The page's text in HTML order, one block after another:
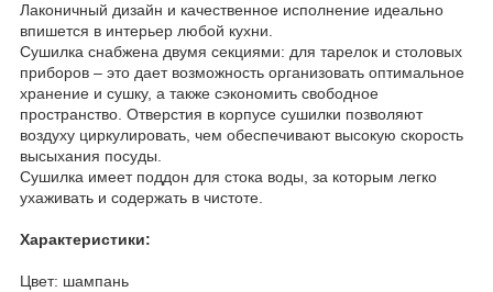
Лаконичный дизайн и качественное исполнение идеально
впишется в интерьер любой кухни.
Сушилка снабжена двумя секциями: для тарелок и столовых
приборов – это дает возможность организовать оптимальное
хранение и сушку, а также сэкономить свободное
пространство. Отверстия в корпусе сушилки позволяют
воздуху циркулировать, чем обеспечивают высокую скорость
высыхания посуды.
Сушилка имеет поддон для стока воды, за которым легко
ухаживать и содержать в чистоте.
Характеристики:
Цвет: шампань